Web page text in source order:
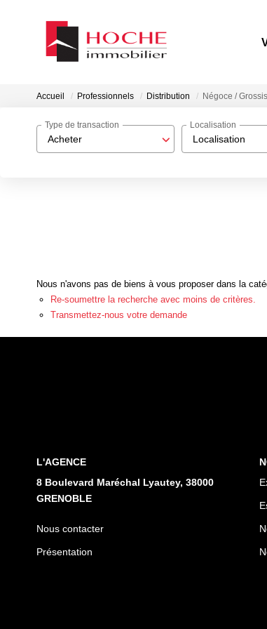
Accueil Professionnels Distribution Négoce /
Acheter
Type de transaction
Localisation
Localisation
Nous n'avons pas de biens à vous proposer dans la
Re-soumettre la recherche avec moins de critères.
Transmettez-nous votre demande
L'AGENCE
8 Boulevard Maréchal Lyautey, 38000
GRENOBLE
Nous contacter
Présentation